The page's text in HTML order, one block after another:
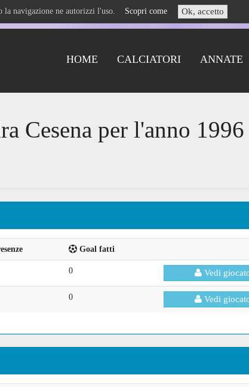
la navigazione ne autorizzi l'uso. Scopri come Ok, accetto
HOME CALCIATORI ANNATE
Cesena per l'anno 1996
Goal fatti
0 Vedi
0 Vedi